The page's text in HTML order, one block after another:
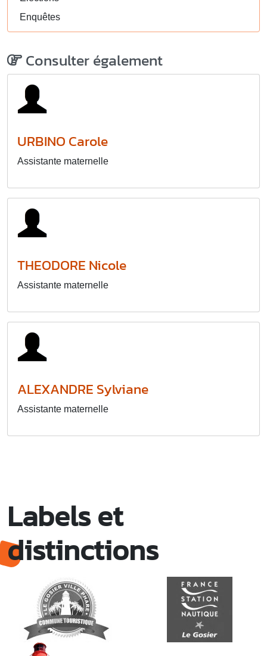
Enquêtes
Consulter également
URBINO Carole
Assistante maternelle
THEODORE Nicole
Assistante maternelle
ALEXANDRE Sylviane
Assistante maternelle
Labels et
distinctions